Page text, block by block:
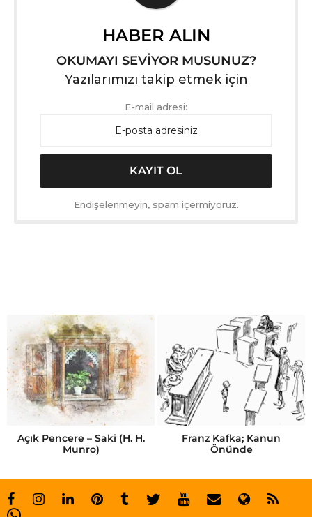
HABER ALIN
OKUMAYI SEVİYOR MUSUNUZ?
Yazılarımızı takip etmek için
E-mail adresi:
Endişelenmeyin, spam içermiyoruz.
Açık Pencere – Saki (H. H.
Munro)
Franz Kafka; Kanun
Önünde